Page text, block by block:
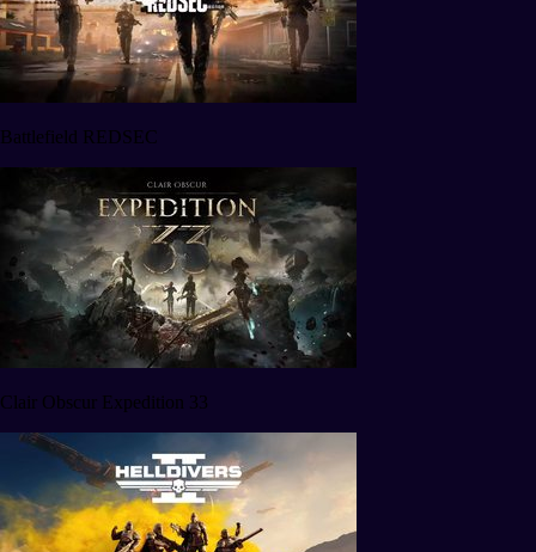
Battlefield REDSEC
Clair Obscur Expedition 33